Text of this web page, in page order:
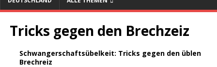
Tricks gegen den Brechzeiz
Schwangerschaftsübelkeit: Tricks gegen den üblen
Brechreiz